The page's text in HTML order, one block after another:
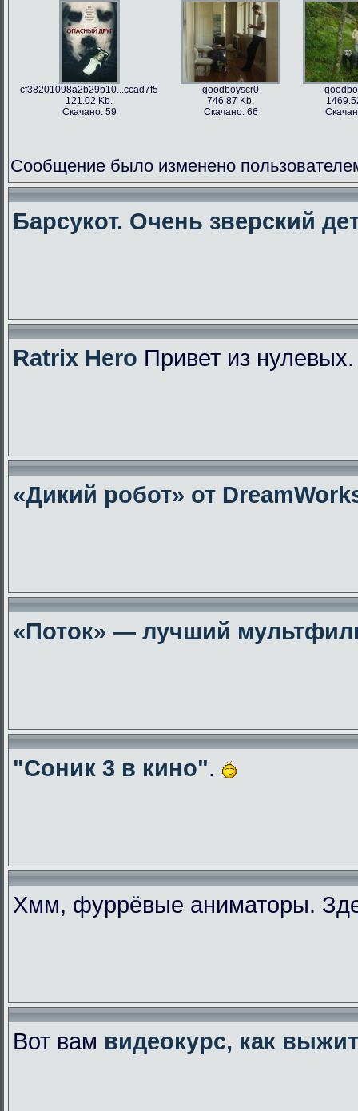
cf38201098a2b29b10...ccad7f5
121.02 Kb.
Скачано: 59
goodboyscr0
746.87 Kb.
Скачано: 66
Сообщение было изменено
Барсукот. Очень зверский
Ratrix Hero Привет из
«Дикий робот» от
«Поток» — лучший
"Соник 3 в кино".
Хмм, фуррёвые аниматоры.
Вот вам видеокурс, как